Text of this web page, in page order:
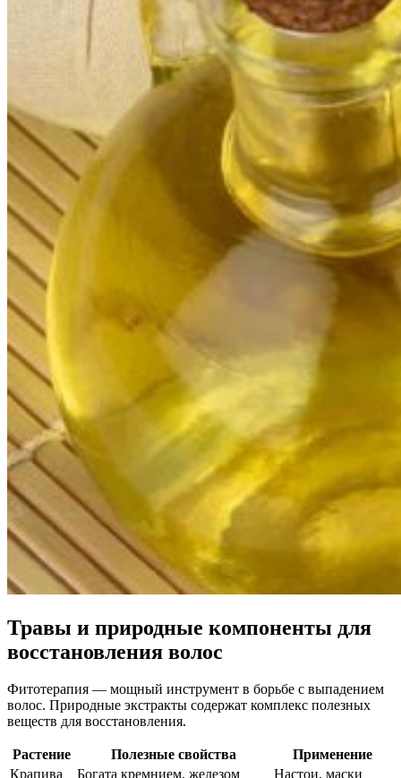
Травы и природные компоненты для
восстановления волос
Фитотерапия — мощный инструмент в борьбе с выпадением
волос. Природные экстракты содержат комплекс полезных
веществ для восстановления.
Растение Полезные свойства
Применение
Крапива
Богата кремнием, железом Настои, маски